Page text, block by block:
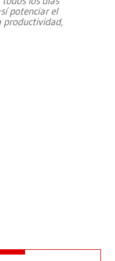
potenciar el
productividad,